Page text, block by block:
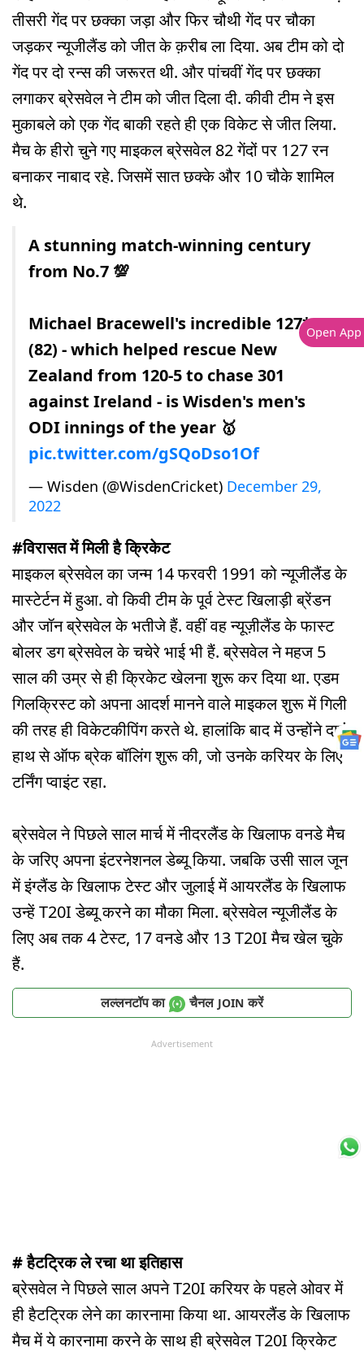
तीसरी गेंद पर छक्का जड़ा और फिर चौथी गेंद पर चौका
जड़कर न्यूजीलैंड को जीत के क़रीब ला दिया. अब टीम को दो
गेंद पर दो रन्स की जरूरत थी. और पांचवीं गेंद पर छक्का
लगाकर ब्रेसवेल ने टीम को जीत दिला दी. कीवी टीम ने इस
मुकाबले को एक गेंद बाकी रहते ही एक विकेट से जीत लिया.
मैच के हीरो चुने गए माइकल ब्रेसवेल 82 गेंदों पर 127 रन
बनाकर नाबाद रहे. जिसमें सात छक्के और 10 चौके शामिल
थे.
A stunning match-winning century
from No.7 💯
Michael Bracewell's incredible 127*
(82) - which helped rescue New
Zealand from 120-5 to chase 301
against Ireland - is Wisden's men's
ODI innings of the year 🥇
pic.twitter.com/gSQoDso1Of
— Wisden (@WisdenCricket) December 29,
2022
#विरासत में मिली है क्रिकेट
माइकल ब्रेसवेल का जन्म 14 फरवरी 1991 को न्यूजीलैंड के
मास्टेर्टन में हुआ. वो किवी टीम के पूर्व टेस्ट खिलाड़ी ब्रेंडन
और जॉन ब्रेसवेल के भतीजे हैं. वहीं वह न्यूज़ीलैंड के फास्ट
बोलर डग ब्रेसवेल के चचेरे भाई भी हैं. ब्रेसवेल ने महज 5
साल की उम्र से ही क्रिकेट खेलना शुरू कर दिया था. एडम
गिलक्रिस्ट को अपना आदर्श मानने वाले माइकल शुरू में गिली
की तरह ही विकेटकीपिंग करते थे. हालांकि बाद में उन्होंने दाएं
हाथ से ऑफ ब्रेक बॉलिंग शुरू की, जो उनके करियर के लिए
टर्निंग प्वाइंट रहा.
ब्रेसवेल ने पिछले साल मार्च में नीदरलैंड के खिलाफ वनडे मैच
के जरिए अपना इंटरनेशनल डेब्यू किया. जबकि उसी साल जून
में इंग्लैंड के खिलाफ टेस्ट और जुलाई में आयरलैंड के खिलाफ
उन्हें T20I डेब्यू करने का मौका मिला. ब्रेसवेल न्यूजीलैंड के
लिए अब तक 4 टेस्ट, 17 वनडे और 13 T20I मैच खेल चुके
हैं.
लल्लनटॉप का चैनल JOIN करें
Advertisement
# हैटट्रिक ले रचा था इतिहास
ब्रेसवेल ने पिछले साल अपने T20I करियर के पहले ओवर में
ही हैटट्रिक लेने का कारनामा किया था. आयरलैंड के खिलाफ
मैच में ये कारनामा करने के साथ ही ब्रेसवेल T20I क्रिकेट
Open App